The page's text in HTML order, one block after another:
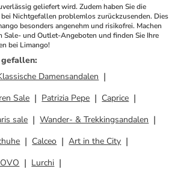
geliefert wird. Zudem haben Sie die
Nichtgefallen problemlos zurückzusenden. Dies
besonders angenehm und risikofrei. Machen
Sale- und Outlet-Angeboten und finden Sie Ihre
bei Limango!
gefallen:
Damensandalen
Sale
Patrizia Pepe
Caprice
sale
Wander- & Trekkingsandalen
Calceo
Art in the City
Lurchi